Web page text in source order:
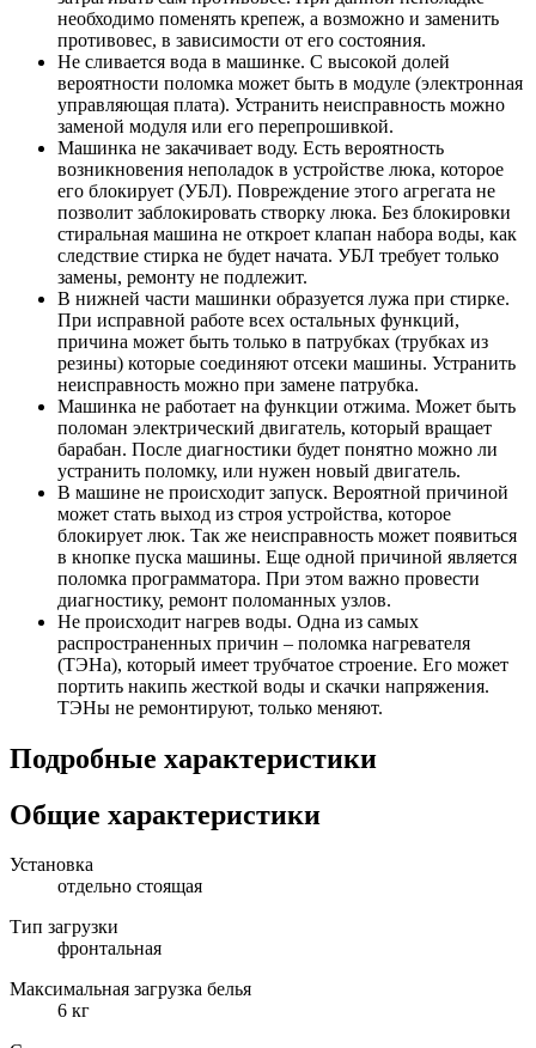
необходимо поменять крепеж, а возможно и заменить
противовес, в зависимости от его состояния.
Не сливается вода в машинке. С высокой долей
вероятности поломка может быть в модуле (электронная
управляющая плата). Устранить неисправность можно
заменой модуля или его перепрошивкой.
Машинка не закачивает воду. Есть вероятность
возникновения неполадок в устройстве люка, которое
его блокирует (УБЛ). Повреждение этого агрегата не
позволит заблокировать створку люка. Без блокировки
стиральная машина не откроет клапан набора воды, как
следствие стирка не будет начата. УБЛ требует только
замены, ремонту не подлежит.
В нижней части машинки образуется лужа при стирке.
При исправной работе всех остальных функций,
причина может быть только в патрубках (трубках из
резины) которые соединяют отсеки машины. Устранить
неисправность можно при замене патрубка.
Машинка не работает на функции отжима. Может быть
поломан электрический двигатель, который вращает
барабан. После диагностики будет понятно можно ли
устранить поломку, или нужен новый двигатель.
В машине не происходит запуск. Вероятной причиной
может стать выход из строя устройства, которое
блокирует люк. Так же неисправность может появиться
в кнопке пуска машины. Еще одной причиной является
поломка программатора. При этом важно провести
диагностику, ремонт поломанных узлов.
Не происходит нагрев воды. Одна из самых
распространенных причин – поломка нагревателя
(ТЭНа), который имеет трубчатое строение. Его может
портить накипь жесткой воды и скачки напряжения.
ТЭНы не ремонтируют, только меняют.
Подробные характеристики
Общие характеристики
Установка
отдельно стоящая
Тип загрузки
фронтальная
Максимальная загрузка белья
6 кг